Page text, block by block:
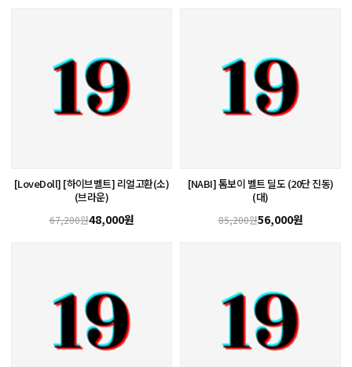
[LoveDoll] [하이브벨트] 리얼고환(소)
(브라운)
67,200원48,000원
[NABI] 톰보이 벨트 딜도 (20단 진동)
(대)
85,200원56,000원